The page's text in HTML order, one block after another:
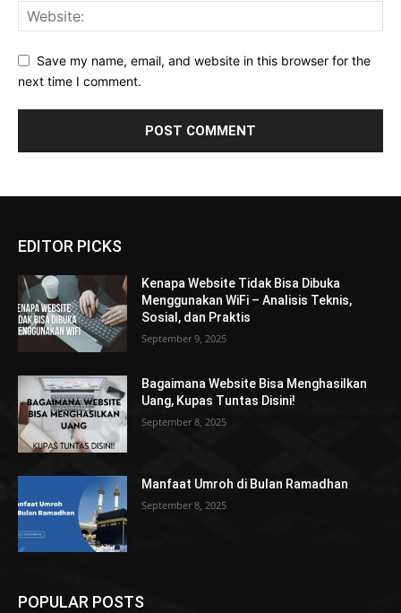
Save my name, email, and website in this browser for the
next time I comment.
EDITOR PICKS
Kenapa Website Tidak Bisa Dibuka
Menggunakan WiFi – Analisis Teknis,
Sosial, dan Praktis
September 9, 2025
Bagaimana Website Bisa Menghasilkan
Uang, Kupas Tuntas Disini!
September 8, 2025
Manfaat Umroh di Bulan Ramadhan
September 8, 2025
POPULAR POSTS